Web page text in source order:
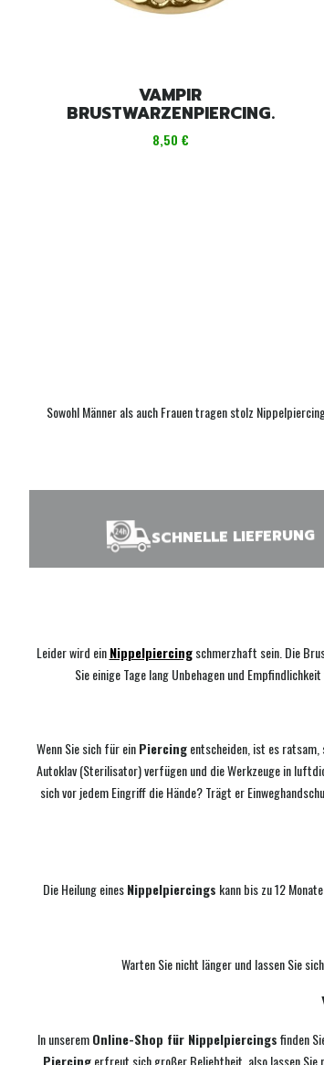
VAMPIR
BRUSTWARZENPIERCING.
Preis
8,50 €
Sowohl Männer als auch Frauen tragen stolz
SCHNELLE LIEFERUNG
Leider wird einNippelpiercingschmerzhaft sein. Die
Sie einige Tage lang Unbehagen und
Wenn Sie sich für einPiercingentscheiden, ist es
Autoklav (Sterilisator) verfügen und die Werkzeuge in
sich vor jedem Eingriff die Hände? Trägt er
Die Heilung einesNippelpiercings kann bis zu 12
Warten Sie nicht länger und lassen Sie
In unseremOnline-Shop für Nippelpiercingsfinden
Piercingerfreut sich großer Beliebtheit, also lassen Sie